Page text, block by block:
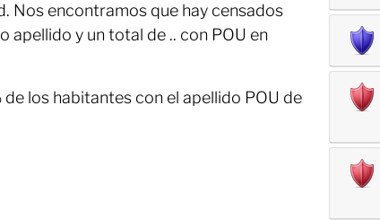
Nos encontramos que hay censados
apellido y un total de .. con POU en
los habitantes con el apellido POU de